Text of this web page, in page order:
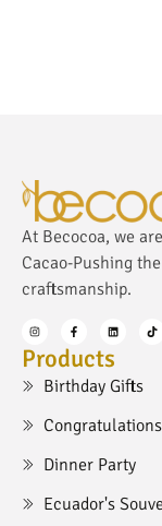
At Becocoa, we
Cacao-Pushing
craftsmanship.
Products
Birthday Gifts
Congratulations
Dinner Party
Ecuador's